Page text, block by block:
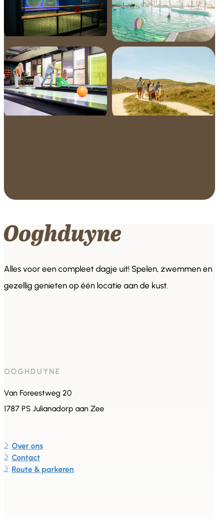
Alles voor een compleet dagje uit! Spelen, zwemmen en
gezellig genieten op één locatie aan de kust.
OOGHDUYNE
Van Foreestweg 20
1787 PS Julianadorp aan Zee
Over ons
Contact
Route & parkeren